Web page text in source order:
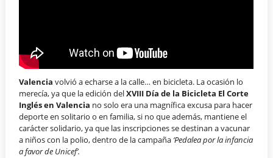
Valencia volvió a echarse a la calle… en bicicleta. La ocasión lo
merecía, ya que la edición delXVIII Día de la Bicicleta El Corte
Inglés en Valencia no solo era una magnífica excusa para hacer
deporte en solitario o en familia, si no que además, mantiene el
carácter solidario, ya que las inscripciones se destinan a vacunar
a niños con la polio, dentro de la campaña ‘Pedalea por la infancia
a favor de Unicef’.